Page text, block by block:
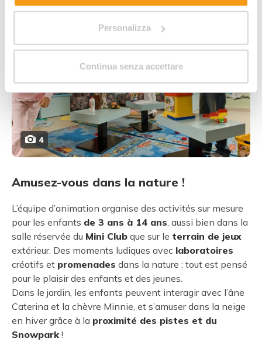
Personalizza
Continua senza accettare
4
Amusez-vous dans la nature !
L’équipe d’animation organise des activités sur mesure
pour les enfants de 3 ans à 14 ans, aussi bien dans la
salle réservée du Mini Club que sur le terrain de jeux
extérieur. Des moments ludiques avec laboratoires
créatifs et promenades dans la nature : tout est pensé
pour le plaisir des enfants et des jeunes.
Dans le jardin, les enfants peuvent interagir avec l’âne
Caterina et la chèvre Minnie, et s’amuser dans la neige
en hiver grâce à la proximité des pistes et du
Snowpark!